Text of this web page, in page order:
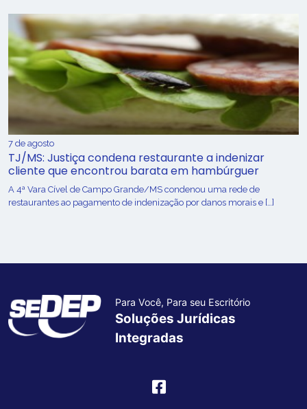
7 de agosto
TJ/MS: Justiça condena restaurante a indenizar
cliente que encontrou barata em hambúrguer
A 4ª Vara Cível de Campo Grande/MS condenou uma rede de
restaurantes ao pagamento de indenização por danos morais e […]
Para Você, Para seu Escritório
Soluções Jurídicas
Integradas